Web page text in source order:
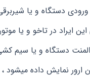
دستگاه و یا
ایراد در تاخو و یا
المنت دستگاه و یا سیم
ارور نمایش داده